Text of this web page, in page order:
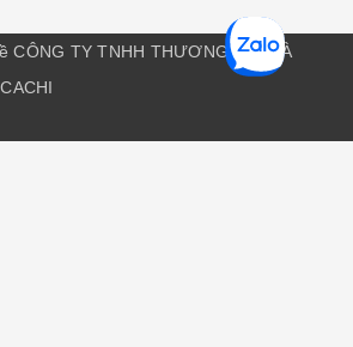
CÔNG TY TNHH THƯƠNG MẠI VÀ